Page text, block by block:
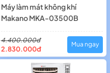
Máy làm mát không khí
Makano MKA-03500B
Mua ngay
4.400.000đ
2.830.000đ